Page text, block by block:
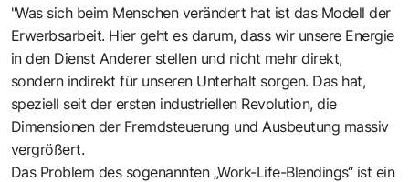
"Was sich beim Menschen verändert hat ist das Modell der
Erwerbsarbeit. Hier geht es darum, dass wir unsere Energie
in den Dienst Anderer stellen und nicht mehr direkt,
sondern indirekt für unseren Unterhalt sorgen. Das hat,
speziell seit der ersten industriellen Revolution, die
Dimensionen der Fremdsteuerung und Ausbeutung massiv
vergrößert.
Das Problem des sogenannten „Work-Life-Blendings“ ist ein